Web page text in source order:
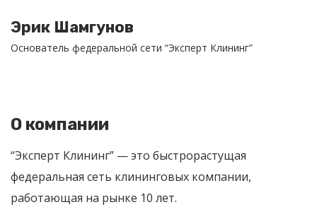
Эрик Шамгунов
Основатель федеральной сети “Эксперт Клининг”
О компании
“Эксперт Клининг” — это быстрорастущая
федеральная сеть клининговых компании,
работающая на рынке 10 лет.